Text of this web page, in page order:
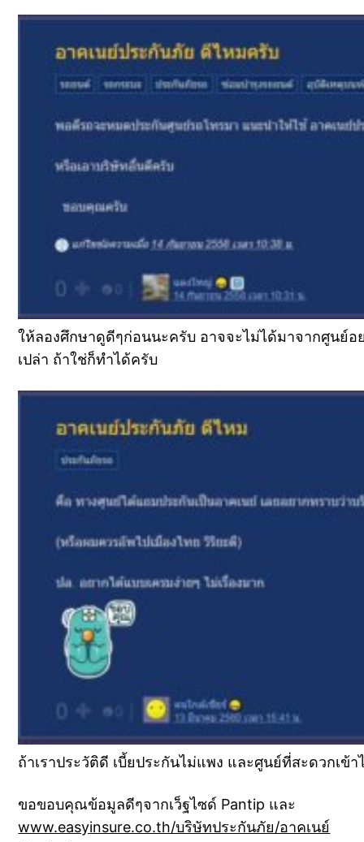
ให้ลองศึกษาดูดีๆก่อนนะครับ อาจจะไม่ได้มาจากศูนย์อ
เปล่า ถ้าใช่ก็ทำได้ครับ
ถ้าเราประวัติดี เบี้ยประกันไม่แพง และศูนย์ที่สะดวกเข้
ขอขอบคุณข้อมูลดีๆจากเว็ฐไซด์ Pantip และ
www.easyinsure.co.th/บริษัทประกันภัย/อาคเนย์